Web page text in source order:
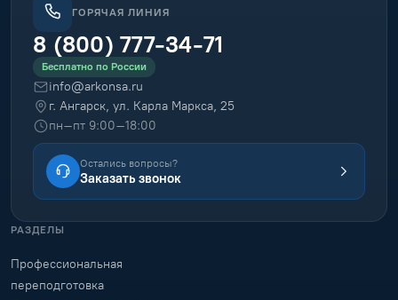
ГОРЯЧАЯ ЛИНИЯ
8 (800) 777-34-71
Бесплатно по России
info@arkonsa.ru
г. Ангарск, ул. Карла Маркса, 25
пн–пт 9:00–18:00
Остались вопросы?
Заказать звонок
РАЗДЕЛЫ
Профессиональная
переподготовка